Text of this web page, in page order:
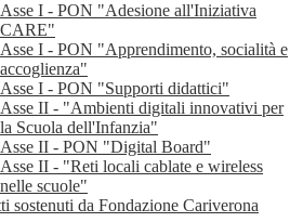
Asse I - PON "Adesione all'Iniziativa
CARE"
Asse I - PON "Apprendimento, socialità e
accoglienza"
Asse I - PON "Supporti didattici"
Asse II - "Ambienti digitali innovativi per
la Scuola dell'Infanzia"
Asse II - PON "Digital Board"
Asse II - "Reti locali cablate e wireless
nelle scuole"
sostenuti da Fondazione Cariverona